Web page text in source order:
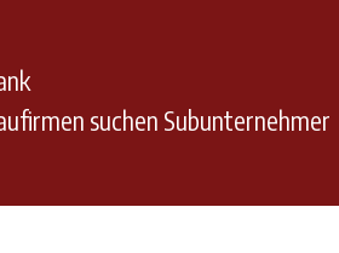
suchen Subunternehmer